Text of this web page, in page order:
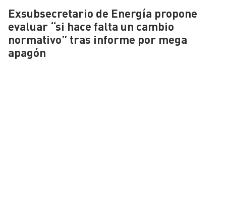
Exsubsecretario de Energía propone
evaluar “si hace falta un cambio
normativo” tras informe por mega
apagón